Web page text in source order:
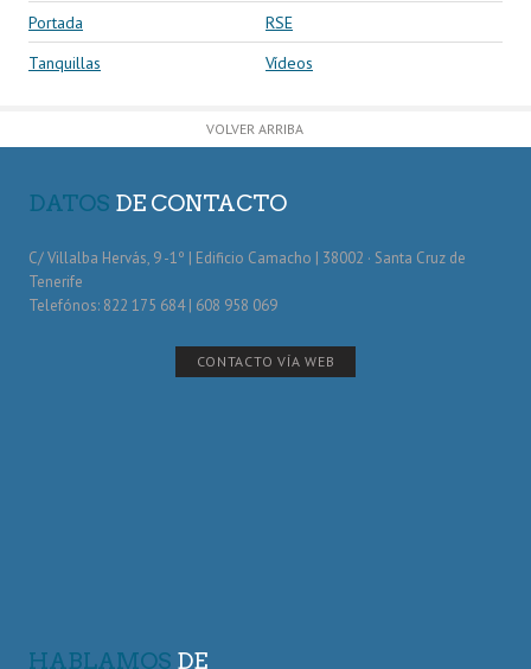
Portada
RSE
Tanquillas
Vídeos
VOLVER ARRIBA
DATOS DE CONTACTO
C/ Villalba Hervás, 9 -1º | Edificio Camacho | 38002 · Santa Cruz de
Tenerife
Telefónos: 822 175 684 | 608 958 069
CONTACTO VÍA WEB
HABLAMOS DE